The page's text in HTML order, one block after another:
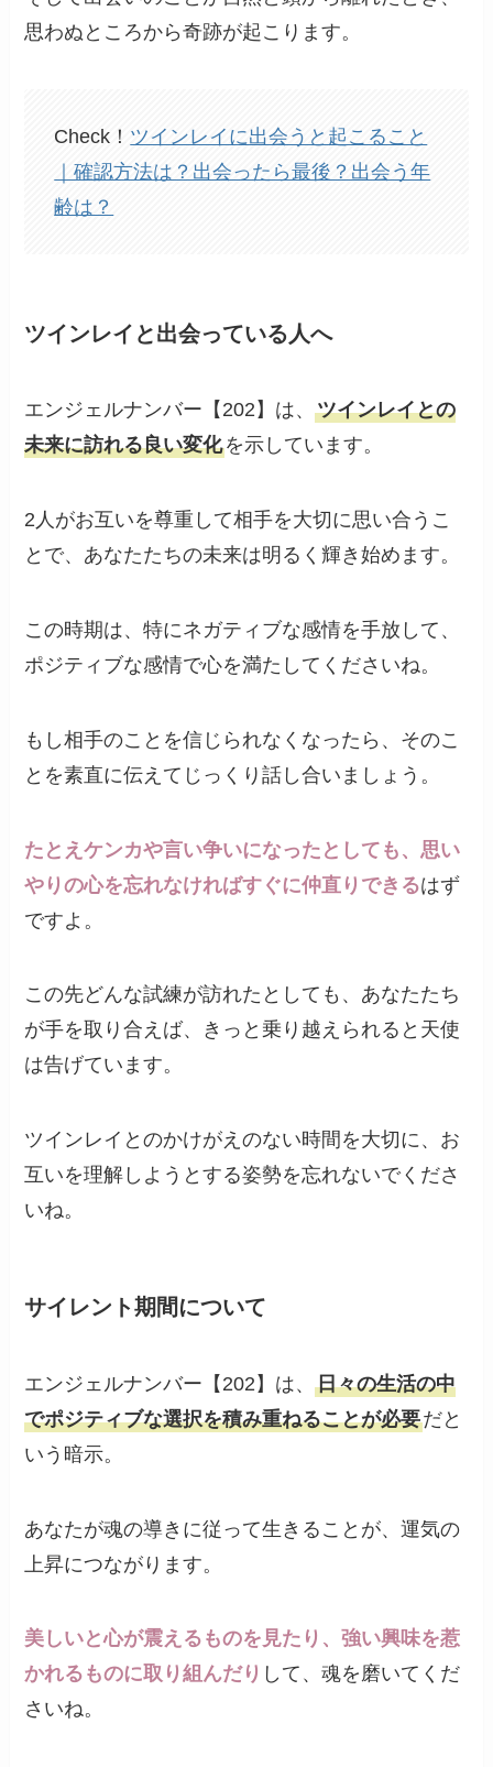
思わぬところから奇跡が起こります。
Check！ ツインレイに出会うと起こること
｜確認方法は？出会ったら最後？出会う年
齢は？
ツインレイと出会っている人へ
エンジェルナンバー【202】は、ツインレイとの
未来に訪れる良い変化を示しています。
2人がお互いを尊重して相手を大切に思い合うこ
とで、あなたたちの未来は明るく輝き始めます。
この時期は、特にネガティブな感情を手放して、
ポジティブな感情で心を満たしてくださいね。
もし相手のことを信じられなくなったら、そのこ
とを素直に伝えてじっくり話し合いましょう。
たとえケンカや言い争いになったとしても、思い
やりの心を忘れなければすぐに仲直りできるはず
ですよ。
この先どんな試練が訪れたとしても、あなたたち
が手を取り合えば、きっと乗り越えられると天使
は告げています。
ツインレイとのかけがえのない時間を大切に、お
互いを理解しようとする姿勢を忘れないでくださ
いね。
サイレント期間について
エンジェルナンバー【202】は、日々の生活の中
でポジティブな選択を積み重ねることが必要だと
いう暗示。
あなたが魂の導きに従って生きることが、運気の
上昇につながります。
美しいと心が震えるものを見たり、強い興味を惹
かれるものに取り組んだり して、魂を磨いてくだ
さいね。